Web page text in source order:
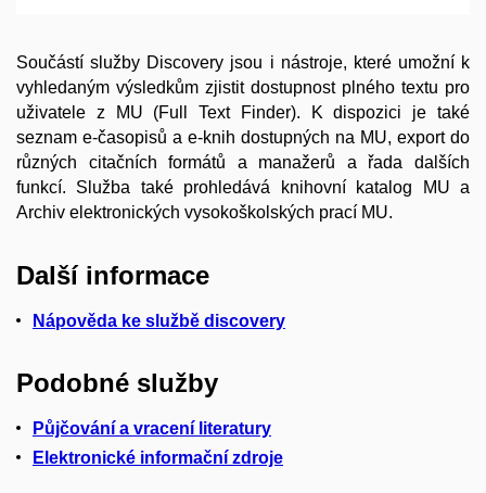
Součástí služby Discovery jsou i nástroje, které umožní k
vyhledaným výsledkům zjistit dostupnost plného textu pro
uživatele z MU (Full Text Finder). K dispozici je také
seznam e-časopisů a e-knih dostupných na MU, export do
různých citačních formátů a manažerů a řada dalších
funkcí. Služba také prohledává knihovní katalog MU a
Archiv elektronických vysokoškolských prací MU.
Další informace
Nápověda ke službě discovery
Podobné služby
Půjčování a vracení literatury
Elektronické informační zdroje